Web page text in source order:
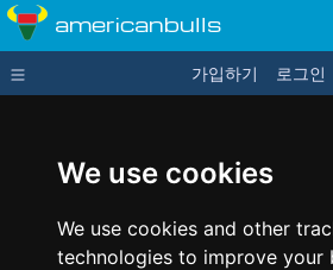
We use cookies
We use cookies and other
technologies to improve your
americanbulls
가입하기 로그인